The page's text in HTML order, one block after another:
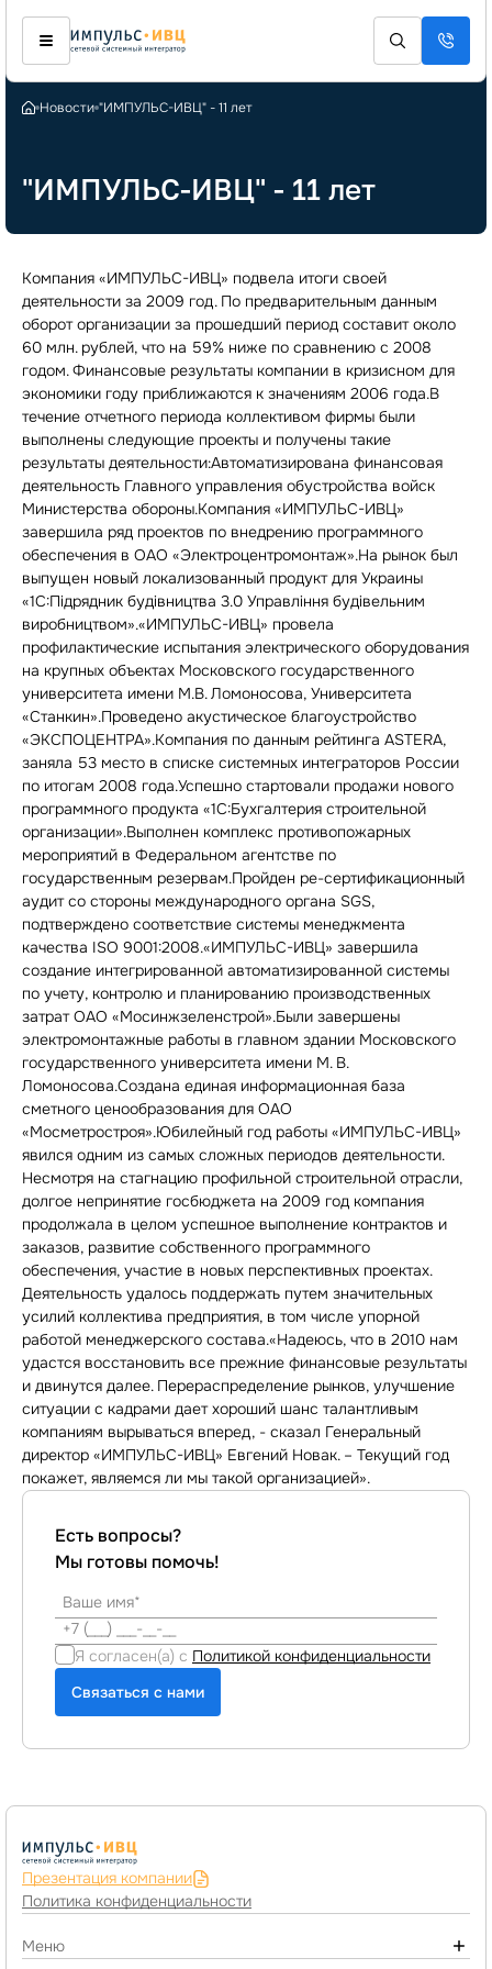
Новости "ИМПУЛЬС-ИВЦ" - 11 лет
"ИМПУЛЬС-ИВЦ" - 11 лет
Компания «ИМПУЛЬС-ИВЦ» подвела итоги своей
деятельности за 2009 год. По предварительным данным
оборот организации за прошедший период составит около
60 млн. рублей, что на 59% ниже по сравнению с 2008
годом. Финансовые результаты компании в кризисном для
экономики году приближаются к значениям 2006 года.В
течение отчетного периода коллективом фирмы были
выполнены следующие проекты и получены такие
результаты деятельности:Автоматизирована финансовая
деятельность Главного управления обустройства войск
Министерства обороны.Компания «ИМПУЛЬС-ИВЦ»
завершила ряд проектов по внедрению программного
обеспечения в ОАО «Электроцентромонтаж».На рынок был
выпущен новый локализованный продукт для Украины
«1С:Пiдрядник будiвництва 3.0 Управлiння будiвельним
виробництвом».«ИМПУЛЬС-ИВЦ» провела
профилактические испытания электрического оборудования
на крупных объектах Московского государственного
университета имени М.В. Ломоносова, Университета
«Станкин».Проведено акустическое благоустройство
«ЭКСПОЦЕНТРА».Компания по данным рейтинга ASTERA,
заняла 53 место в списке системных интеграторов России
по итогам 2008 года.Успешно стартовали продажи нового
программного продукта «1С:Бухгалтерия строительной
организации».Выполнен комплекс противопожарных
мероприятий в Федеральном агентстве по
государственным резервам.Пройден ре-сертификационный
аудит со стороны международного органа SGS,
подтверждено соответствие системы менеджмента
качества ISO 9001:2008.«ИМПУЛЬС-ИВЦ» завершила
создание интегрированной автоматизированной системы
по учету, контролю и планированию производственных
затрат ОАО «Мосинжзеленстрой».Были завершены
электромонтажные работы в главном здании Московского
государственного университета имени М. В.
Ломоносова.Создана единая информационная база
сметного ценообразования для ОАО
«Мосметростроя».Юбилейный год работы «ИМПУЛЬС-ИВЦ»
явился одним из самых сложных периодов деятельности.
Несмотря на стагнацию профильной строительной отрасли,
долгое непринятие госбюджета на 2009 год компания
продолжала в целом успешное выполнение контрактов и
заказов, развитие собственного программного
обеспечения, участие в новых перспективных проектах.
Деятельность удалось поддержать путем значительных
усилий коллектива предприятия, в том числе упорной
работой менеджерского состава.«Надеюсь, что в 2010 нам
удастся восстановить все прежние финансовые результаты
и двинутся далее. Перераспределение рынков, улучшение
ситуации с кадрами дает хороший шанс талантливым
компаниям вырываться вперед, - сказал Генеральный
директор «ИМПУЛЬС-ИВЦ» Евгений Новак. – Текущий год
покажет, являемся ли мы такой организацией».
Есть вопросы?
Мы готовы помочь!
Я согласен(а) с Политикой конфиденциальности
Связаться с нами
Презентация компании
Политика конфиденциальности
Меню